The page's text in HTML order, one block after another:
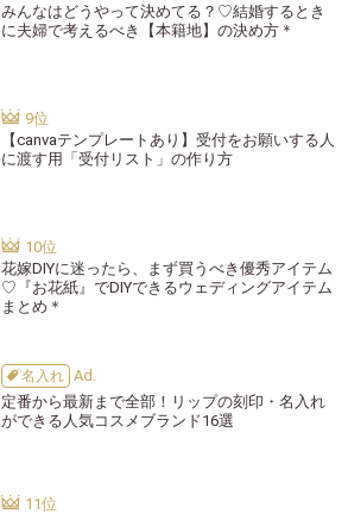
みんなはどうやって決めてる？♡結婚するとき
に夫婦で考えるべき【本籍地】の決め方＊
【canvaテンプレートあり】受付をお願いする人
に渡す用「受付リスト」の作り方
花嫁DIYに迷ったら、まず買うべき優秀アイテム
♡『お花紙』でDIYできるウェディングアイテム
まとめ＊
名入れ
定番から最新まで全部！リップの刻印・名入れ
ができる人気コスメブランド16選